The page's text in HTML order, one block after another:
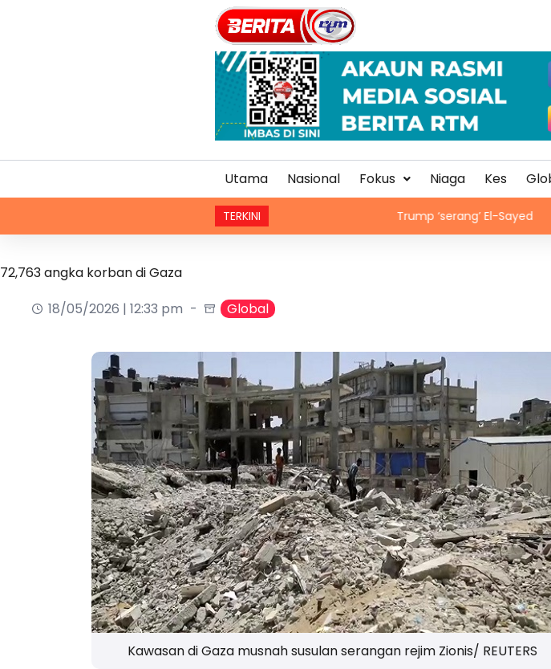
Utama Nasional Fokus Niaga Kes
TERKINI Trump ‘serang’ El-Sayed El-
72,763 angka korban di Gaza
18/05/2026 | 12:33 pm
Global
Kawasan di Gaza musnah susulan serangan rejim Zionis/ REUTERS